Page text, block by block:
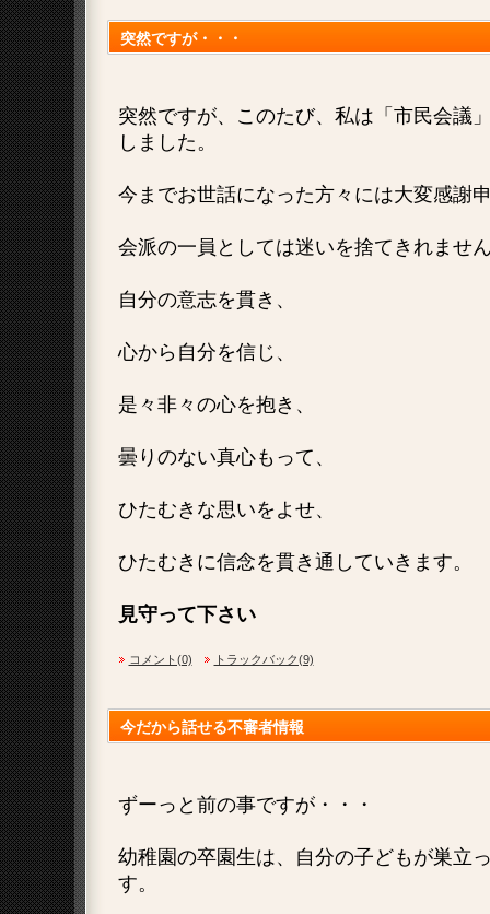
突然ですが・・・
突然ですが、このたび、私は「市民会議
しました。
今までお世話になった方々には大変感謝
会派の一員としては迷いを捨てきれませ
自分の意志を貫き、
心から自分を信じ、
是々非々の心を抱き、
曇りのない真心もって、
ひたむきな思いをよせ、
ひたむきに信念を貫き通していきます。
見守って下さい
コメント(0) トラックバック(9)
今だから話せる不審者情報
ずーっと前の事ですが・・・
幼稚園の卒園生は、自分の子どもが巣立
す。